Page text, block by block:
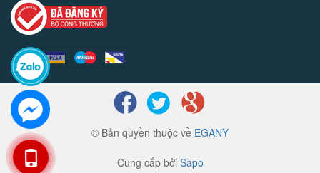
© Bản quyền thuộc về EGANY
Cung cấp bởi Sapo